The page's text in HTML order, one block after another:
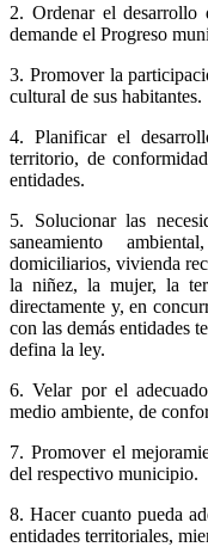
2. Ordenar el
demande el Progreso
3. ​Promover la
cultural de sus habitantes.
4. Planificar el
territorio, de
entidades.
5. Solucionar las
saneamiento
domiciliarios, vivienda
la niñez, la mujer, la
directamente y, en
con las demás entidades
defina la ley.
6. Velar por el
medio ambiente, de
7. Promover el
del respectivo municipio.
8. Hacer cuanto pueda
entidades territoriales,